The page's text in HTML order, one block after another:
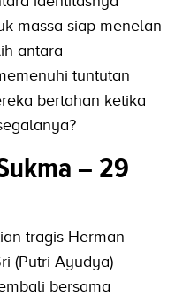
massa siap menelan
antara
tuntutan
bertahan ketika
– 29
tragis Herman
(Putri Ayudya)
bersama